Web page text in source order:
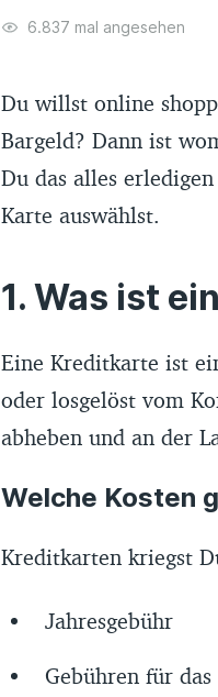
6.837 mal angesehen
Du willst online
Bargeld? Dann ist
Du das alles
Karte auswählst.
Was ist
Eine Kreditkarte ist
oder losgelöst vom
abheben und an der
Welche Kosten
Kreditkarten kriegst
Jahresgebühr
Gebühren für